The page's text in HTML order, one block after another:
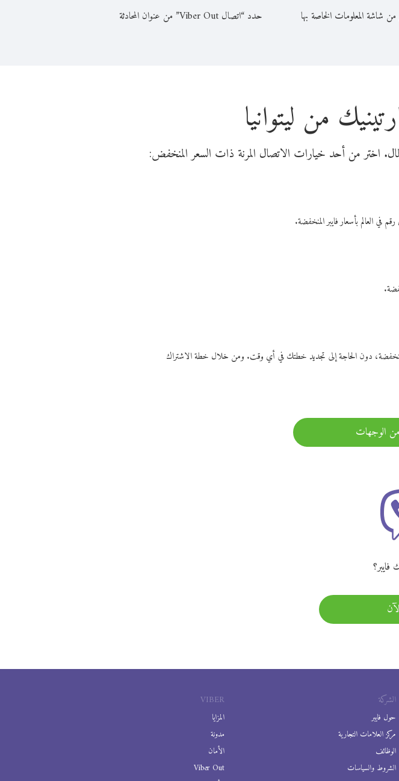
شاشة المعلومات الخاصة بها حدد “اتصال Viber Out” من عنوان المحادثة
من ليتوانيا
منخفضة، دون الحاجة إلى تجديد خطتك في أي وقت. ومن خلال خطة الاشتراك
الوجهات
فايبر؟
VIBER
المزايا
مدونة
الأمان
Viber Out
الشركة
حول فايبر
مركز العلامات التجارية
الوظائف
الشروط والسياسات